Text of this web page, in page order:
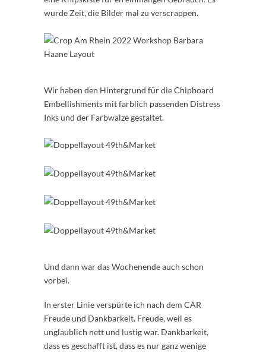
wurde Zeit, die Bilder mal zu verscrappen.
Wir haben den Hintergrund für die Chipboard
Embellishments mit farblich passenden Distress
Inks und der Farbwalze gestaltet.
Und dann war das Wochenende auch schon
vorbei.
In erster Linie verspürte ich nach dem CAR
Freude und Dankbarkeit. Freude, weil es
unglaublich nett und lustig war. Dankbarkeit,
dass es geschafft ist, dass es nur ganz wenige